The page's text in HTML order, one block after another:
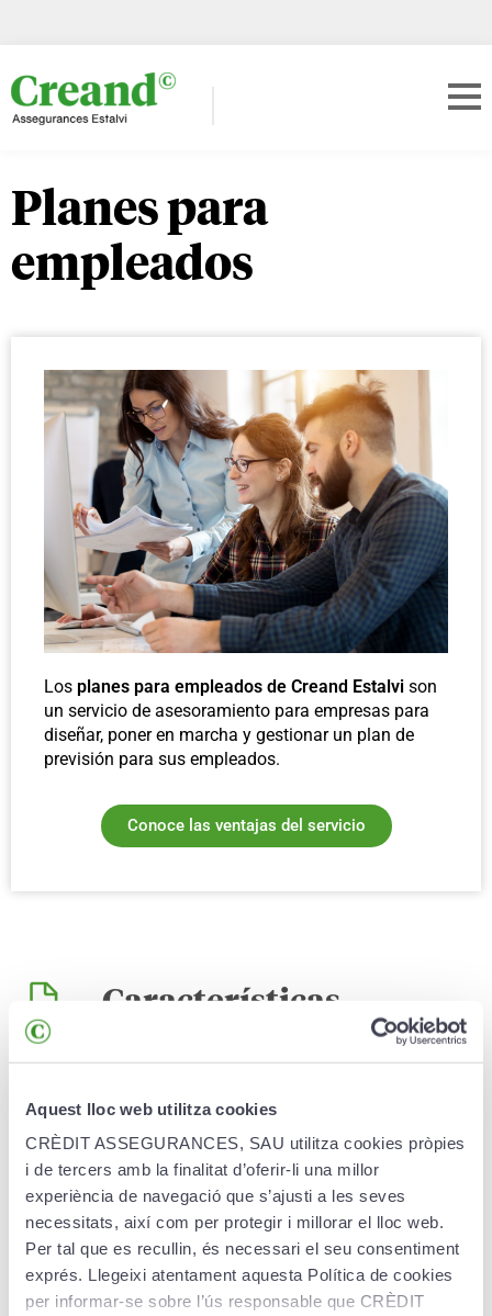
Aquest lloc web utilitza cookies
CRÈDIT ASSEGURANCES, SAU utilitza cookies pròpies
i de tercers amb la finalitat d’oferir-li una millor
experiència de navegació que s’ajusti a les seves
necessitats, així com per protegir i millorar el lloc web.
Per tal que es recullin, és necessari el seu consentiment
exprés. Llegeixi atentament aquesta Política de cookies
per informar-se sobre l’ús responsable que CRÈDIT
Planes para
empleados
Los planes para empleados de Creand Estalvi son
un servicio de asesoramiento para empresas para
diseñar, poner en marcha y gestionar un plan de
previsión para sus empleados.
Conoce las ventajas del servicio
Características
privado como del público.
Con estos planes, tu empresa dispondrá de derechos y
obligaciones relacionadas con compromisos
económicos sobre la jubilación, la muerte y la
invalidez.